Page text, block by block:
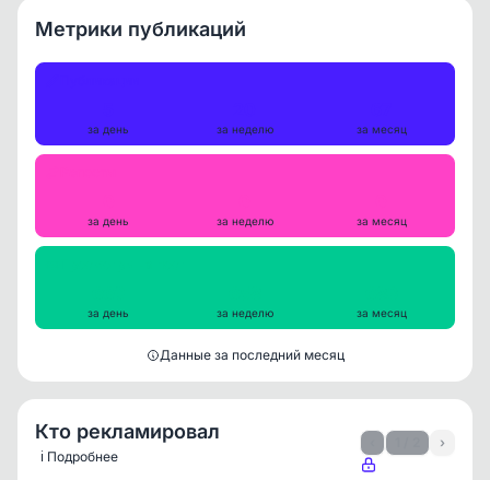
Метрики публикаций
за день за неделю за месяц
за день за неделю за месяц
за день за неделю за месяц
Данные за последний месяц
Кто рекламировал
ℹ️ Подробнее
›